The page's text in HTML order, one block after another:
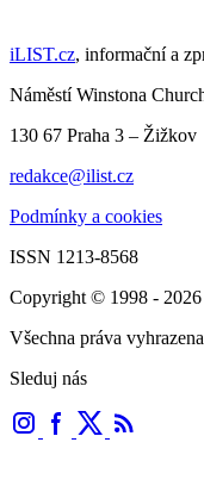
iLIST.cz, informační a
Náměstí Winstona
130 67 Praha 3 – Žižkov
redakce@ilist.cz
Podmínky a cookies
ISSN 1213-8568
Copyright © 1998 - 2026
Všechna práva
Sleduj nás